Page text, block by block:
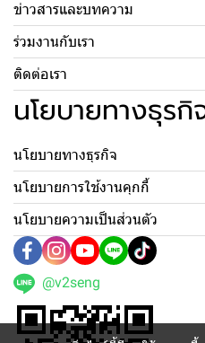
ข่าวสารและบทความ
ร่วมงานกับเรา
ติดต่อเรา
นโยบายทางธุรกิ
นโยบายทางธุรกิจ
นโยบายการใช้งานคุกกี้
นโยบายความเป็นส่วนตัว
@v2seng